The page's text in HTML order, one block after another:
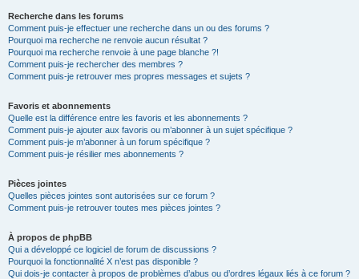
Recherche dans les forums
Comment puis-je effectuer une recherche dans un ou des forums ?
Pourquoi ma recherche ne renvoie aucun résultat ?
Pourquoi ma recherche renvoie à une page blanche ?!
Comment puis-je rechercher des membres ?
Comment puis-je retrouver mes propres messages et sujets ?
Favoris et abonnements
Quelle est la différence entre les favoris et les abonnements ?
Comment puis-je ajouter aux favoris ou m’abonner à un sujet spécifique ?
Comment puis-je m’abonner à un forum spécifique ?
Comment puis-je résilier mes abonnements ?
Pièces jointes
Quelles pièces jointes sont autorisées sur ce forum ?
Comment puis-je retrouver toutes mes pièces jointes ?
À propos de phpBB
Qui a développé ce logiciel de forum de discussions ?
Pourquoi la fonctionnalité X n’est pas disponible ?
Qui dois-je contacter à propos de problèmes d’abus ou d’ordres légaux liés à ce forum ?